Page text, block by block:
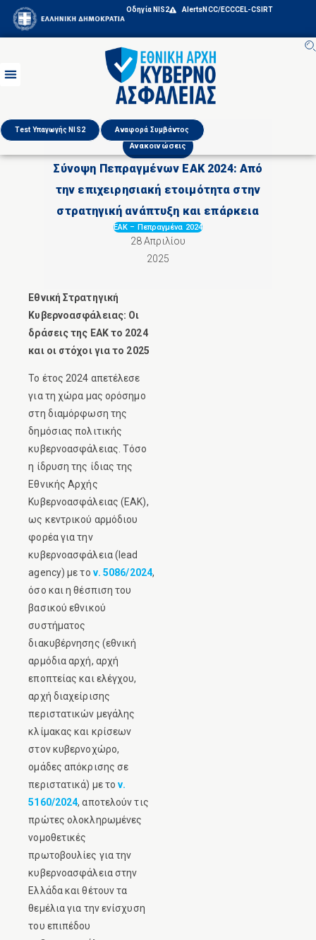
Οδηγία NIS2 AlertsNCC/ECCCEL-CSIRT
Test Υπαγωγής NIS2 Αναφορά Συμβάντος
Ανακοινώσεις
Σύνοψη Πεπραγμένων ΕΑΚ 2024: Από
την επιχειρησιακή ετοιμότητα στην
στρατηγική ανάπτυξη και επάρκεια
ΕΑΚ – Πεπραγμένα 2024
28 Απριλίου
2025
Εθνική Στρατηγική
Κυβερνοασφάλειας: Οι
δράσεις της ΕΑΚ το 2024
και οι στόχοι για το 2025
Το έτος 2024 απετέλεσε
για τη χώρα μας ορόσημο
στη διαμόρφωση της
δημόσιας πολιτικής
κυβερνοασφάλειας. Τόσο
η ίδρυση της ίδιας της
Εθνικής Αρχής
Κυβερνοασφάλειας (ΕΑΚ),
ως κεντρικού αρμόδιου
φορέα για την
κυβερνοασφάλεια (lead
agency) με το ν. 5086/2024,
όσο και η θέσπιση του
βασικού εθνικού
συστήματος
διακυβέρνησης (εθνική
αρμόδια αρχή, αρχή
εποπτείας και ελέγχου,
αρχή διαχείρισης
περιστατικών μεγάλης
κλίμακας και κρίσεων
στον κυβερνοχώρο,
ομάδες απόκρισης σε
περιστατικά) με τον.
5160/2024, αποτελούν τις
πρώτες ολοκληρωμένες
νομοθετικές
πρωτοβουλίες για την
κυβερνοασφάλεια στην
Ελλάδα και θέτουν τα
θεμέλια για την ενίσχυση
του επιπέδου